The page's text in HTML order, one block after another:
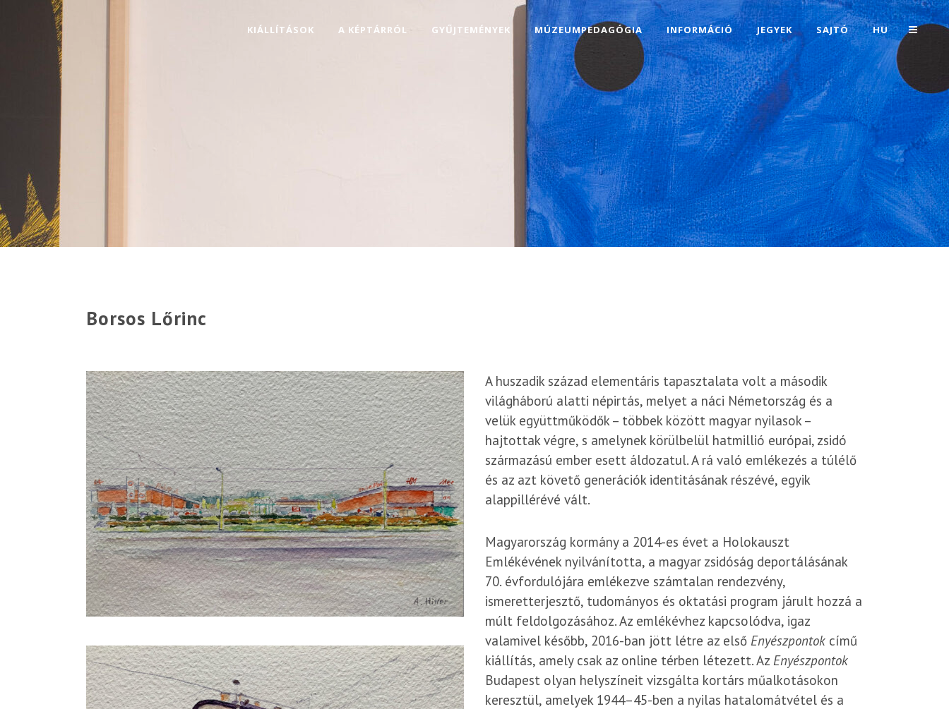
KIÁLLÍTÁSOK A KÉPTÁRRÓL GYŰJTEMÉNYEK MÚZEUMPEDAGÓGIA INFORMÁCIÓ JEGYEK SAJTÓ HU
Borsos Lőrinc
A huszadik század elementáris tapasztalata volt a második
világháború alatti népirtás, melyet a náci Németország és a
velük együttműködők – többek között magyar nyilasok –
hajtottak végre, s amelynek körülbelül hatmillió európai, zsidó
származású ember esett áldozatul. A rá való emlékezés a túlélő
és az azt követő generációk identitásának részévé, egyik
alappillérévé vált.
Magyarország kormány a 2014-es évet a Holokauszt
Emlékévének nyilvánította, a magyar zsidóság deportálásának
70. évfordulójára emlékezve számtalan rendezvény,
ismeretterjesztő, tudományos és oktatási program járult hozzá a
múlt feldolgozásához. Az emlékévhez kapcsolódva, igaz
valamivel később, 2016-ban jött létre az első Enyészpontok című
kiállítás, amely csak az online térben létezett. Az Enyészpontok
Budapest olyan helyszíneit vizsgálta kortárs műalkotásokon
keresztül, amelyek 1944–45-ben a nyilas hatalomátvétel és a